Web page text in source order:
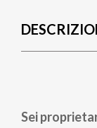
pane
Sei